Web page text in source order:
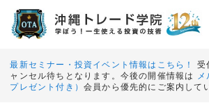
最新セミナー・投資イベント情報はこちら！
受
ャンセル待ちとなります。今後の開催情報は
プレゼント付き）会員から優先的にご案内して